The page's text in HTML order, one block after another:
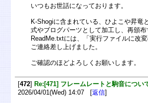
いつもお世話になっております。
K-Shogiに含まれている、ひよこや昇竜
式やブログパーツとして加工し、再頒布
ReadMe.txtには、「実行ファイルに改
ご連絡差し上げました。
ご確認のほどよろしくお願いします。
[472] Re:[471] フレームレートと駒音につい
2026/04/01(Wed) 14:07 [返信]